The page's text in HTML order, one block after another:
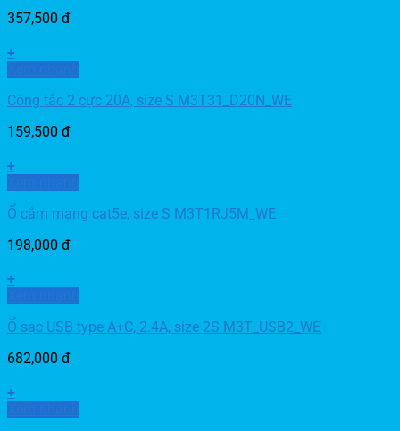
357,500 đ
+
Công tắc 2 cực 20A, size S M3T31_D20N_WE
159,500 đ
+
Ổ cắm mạng cat5e, size S M3T1RJ5M_WE
198,000 đ
+
Ổ sạc USB type A+C, 2.4A, size 2S M3T_USB2_WE
682,000 đ
+